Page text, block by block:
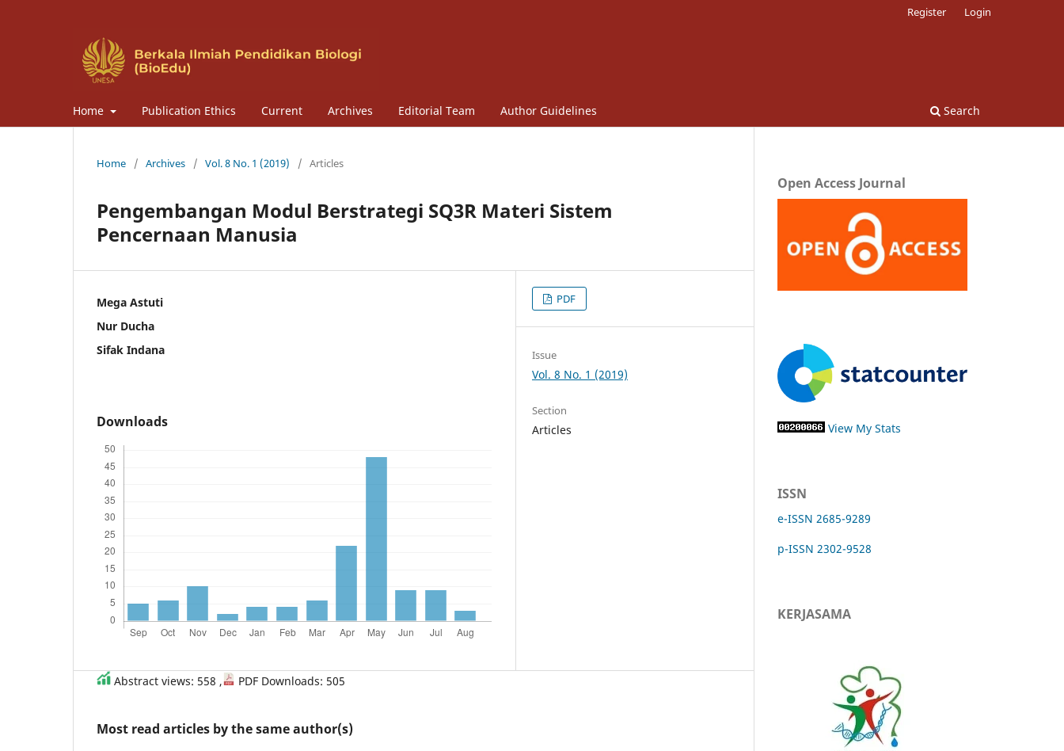
Home Publication Ethics Current Archives Editorial Team Author Guidelines Search
Register Login
Home / Archives / Vol. 8 No. 1 (2019) / Articles
Pengembangan Modul Berstrategi SQ3R Materi Sistem
Pencernaan Manusia
Mega Astuti
Nur Ducha
Sifak Indana
Downloads
PDF
Issue
Vol. 8 No. 1 (2019)
Section
Articles
Abstract views: 558 , PDF Downloads: 505
Most read articles by the same author(s)
Open Access Journal
View My Stats
ISSN
e-ISSN 2685-9289
p-ISSN 2302-9528
KERJASAMA